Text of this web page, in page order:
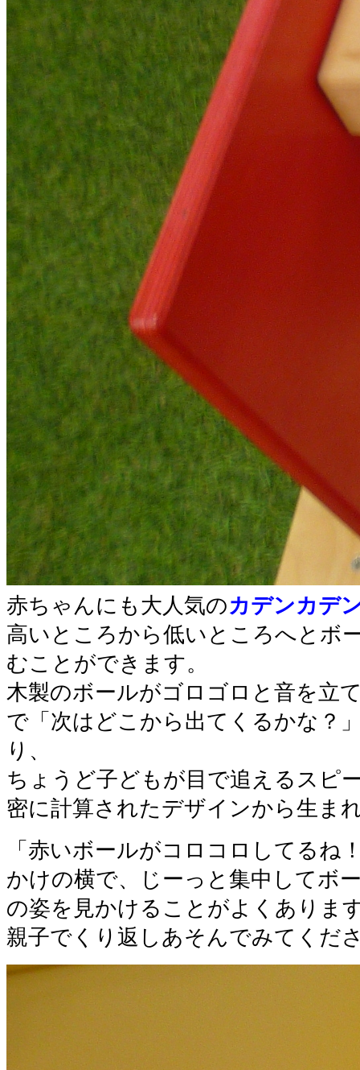
赤ちゃんにも大人気のカデンカデ
高いところから低いところへとボ
むことができます。
木製のボールがゴロゴロと音を立
で「次はどこから出てくるかな？
り、
ちょうど子どもが目で追えるスピ
密に計算されたデザインから生ま
「赤いボールがコロコロしてるね
かけの横で、じーっと集中してボ
の姿を見かけることがよくありま
親子でくり返しあそんでみてくだ